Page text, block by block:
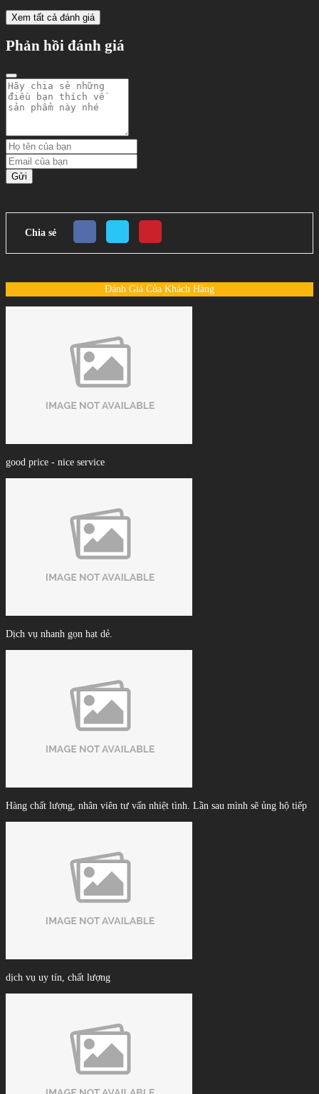
Xem tất cả đánh giá
Phản hồi đánh giá
Gửi
Chia sẻ
Đánh Giá Của Khách Hàng
good price - nice service
Dịch vụ nhanh gọn hạt dẻ.
Hàng chất lượng, nhân viên tư vấn nhiệt tình. Lần sau mình sẽ ủng hộ tiếp
dịch vụ uy tín, chất lượng